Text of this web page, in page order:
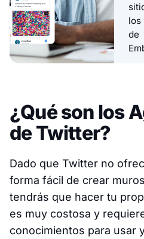
los
de
¿Qué son los
de Twitter?
Dado que Twitter no
forma fácil de crear
tendrás que hacer tu
es muy costosa y
conocimientos para usar